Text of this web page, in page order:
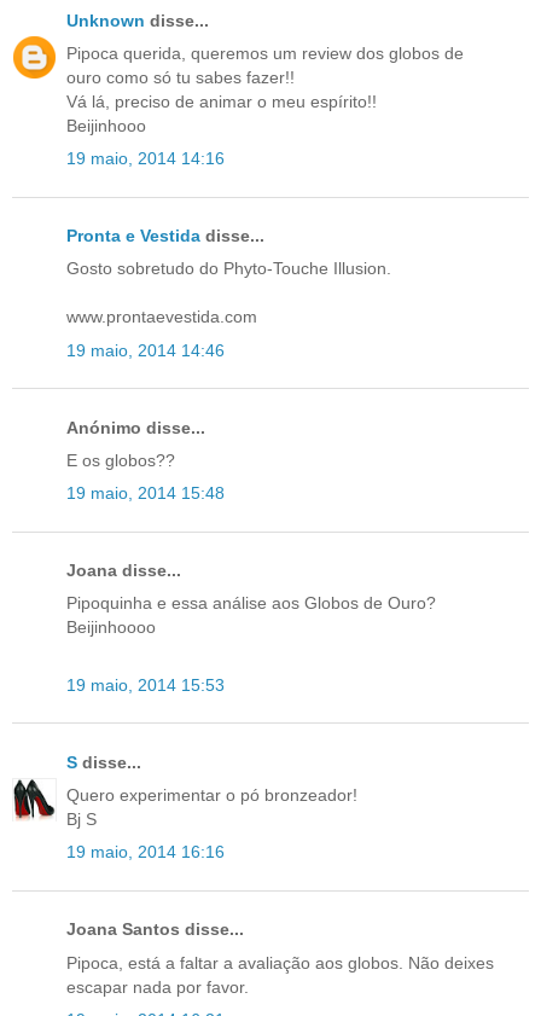
Unknown disse...
Pipoca querida, queremos um review dos globos de
ouro como só tu sabes fazer!!
Vá lá, preciso de animar o meu espírito!!
Beijinhooo
19 maio, 2014 14:16
Pronta e Vestida disse...
Gosto sobretudo do Phyto-Touche Illusion.
www.prontaevestida.com
19 maio, 2014 14:46
Anónimo disse...
E os globos??
19 maio, 2014 15:48
Joana disse...
Pipoquinha e essa análise aos Globos de Ouro?
Beijinhoooo
19 maio, 2014 15:53
S disse...
Quero experimentar o pó bronzeador!
Bj S
19 maio, 2014 16:16
Joana Santos disse...
Pipoca, está a faltar a avaliação aos globos. Não deixes
escapar nada por favor.